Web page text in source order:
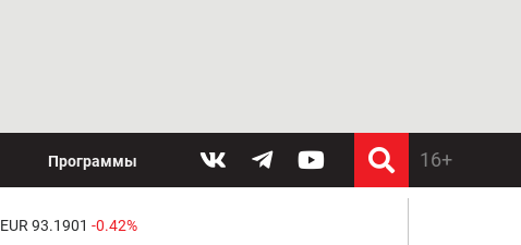
Программы
EUR 93.1901 -0.42%